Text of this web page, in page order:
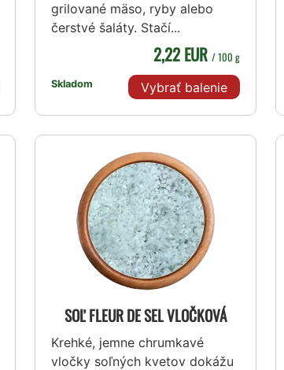
grilované mäso, ryby alebo
čerstvé šaláty. Stačí...
Skladom
2,22 EUR / 100 g
Vybrať balenie
SOĽ FLEUR DE SEL VLOČKOVÁ
Krehké, jemne chrumkavé
vločky soľných kvetov dokážu